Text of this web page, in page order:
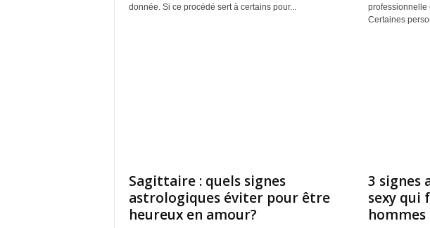
donnée. Si ce procédé sert à certains pour...
professionnelle
Certaines
Sagittaire : quels signes
astrologiques éviter pour être
heureux en amour?
3 signes
sexy qui
hommes